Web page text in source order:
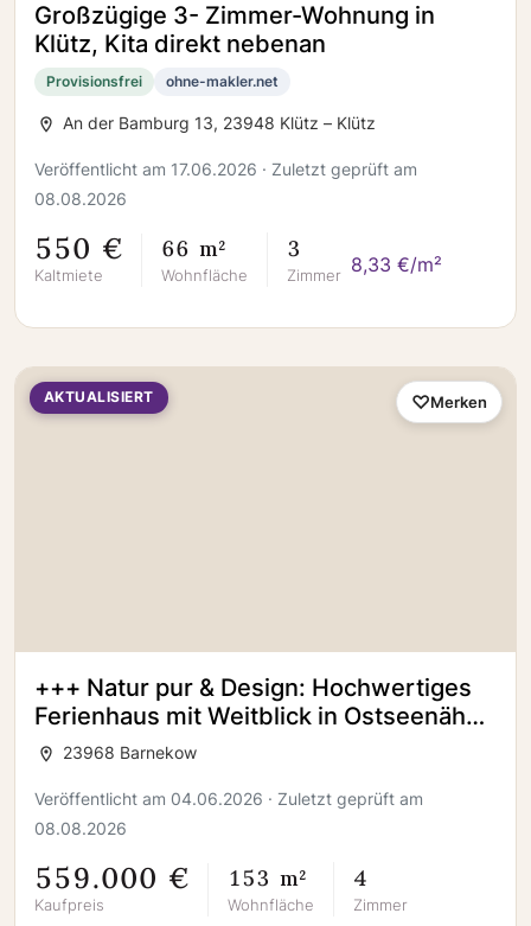
Großzügige 3- Zimmer-Wohnung in
Klütz, Kita direkt nebenan
Provisionsfrei ohne-makler.net
An der Bamburg 13, 23948 Klütz – Klütz
Veröffentlicht am 17.06.2026 · Zuletzt geprüft am
08.08.2026
550 €
Kaltmiete
66 m²
Wohnfläche
3
Zimmer 8,33 €/m²
AKTUALISIERT
+++ Natur pur & Design: Hochwertiges
Ferienhaus mit Weitblick in Ostseenähe
+++23968 Barnekow
Veröffentlicht am 04.06.2026 · Zuletzt geprüft am
08.08.2026
559.000 €
Kaufpreis
153 m²
Wohnfläche
4
Zimmer
Merken